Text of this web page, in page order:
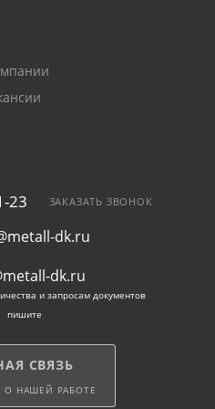
применяется для
при заливке
Оцинкованный
23 ЗАКАЗАТЬ ЗВОНОК
dk.ru
dk.ru
и запросам документов
пишите
СВЯЗЬ
О НАШЕЙ РАБОТЕ